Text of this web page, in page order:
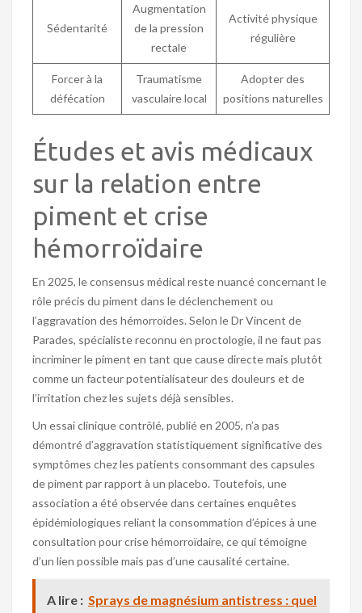
Sédentarité
Augmentation
de la pression
rectale
Activité physique
régulière
Forcer à la
défécation
Traumatisme
vasculaire local
Adopter des
positions naturelles
Études et avis médicaux
sur la relation entre
piment et crise
hémorroïdaire
En 2025, le consensus médical reste nuancé concernant le
rôle précis du piment dans le déclenchement ou
l’aggravation des hémorroïdes. Selon le Dr Vincent de
Parades, spécialiste reconnu en proctologie, il ne faut pas
incriminer le piment en tant que cause directe mais plutôt
comme un facteur potentialisateur des douleurs et de
l’irritation chez les sujets déjà sensibles.
Un essai clinique contrôlé, publié en 2005, n’a pas
démontré d’aggravation statistiquement significative des
symptômes chez les patients consommant des capsules
de piment par rapport à un placebo. Toutefois, une
association a été observée dans certaines enquêtes
épidémiologiques reliant la consommation d’épices à une
consultation pour crise hémorroïdaire, ce qui témoigne
d’un lien possible mais pas d’une causalité certaine.
A lire : Sprays de magnésium antistress : quel